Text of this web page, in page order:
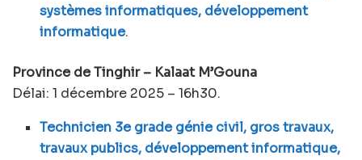
systèmes informatiques, développement
informatique.
Province de Tinghir – Kalaat M’Gouna
Délai: 1 décembre 2025 – 16h30.
Technicien 3e grade génie civil, gros travaux,
travaux publics, développement informatique,